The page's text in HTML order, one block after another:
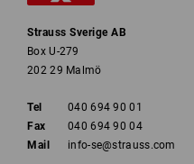
Strauss Sverige AB
Box U-279
202 29 Malmö
Tel
040 694 90 01
Fax
040 694 90 04
Mail
info-se@strauss.com